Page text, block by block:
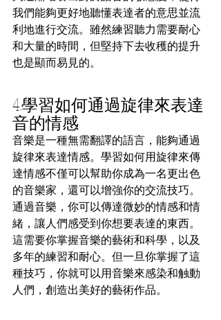
我們能夠更好地聽懂表達者的意思並流
利地進行交流。雖然練習聽力需要耐心
和大量的時間，但堅持下去收穫的提升
也是顯而易見的。
4.學習如何通過旋律來表達
音的情感
音樂是一種無需翻譯的語言，能夠通過
旋律來表達情感。學習如何用旋律來傳
達情感不僅可以幫助你成為一名更出色
的音樂家，還可以增強你的交流技巧。
通過音樂，你可以傳達微妙的情感和情
緒，讓人們感受到你想要表達的東西。
這需要你掌握音樂的藝術和科學，以及
多年的練習和耐心。但一旦你掌握了這
種技巧，你就可以用音樂來感染和触動
人們，創造出美好的藝術作品。